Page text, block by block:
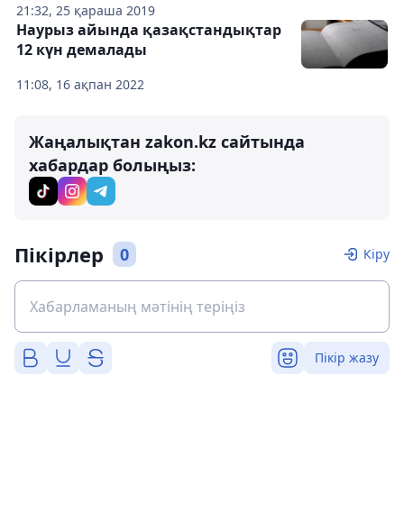
21:32, 25 қараша 2019
11:08, 16 ақпан 2022
Наурыз айында қазақстандықтар
12 күн демалады
Жаңалықтан zakon.kz сайтында
хабардар болыңыз:
Пікірлер 0 Кіру
Пікір жазу